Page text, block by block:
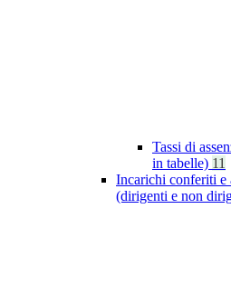
Tassi di
in tabelle) 11
Incarichi conferiti e
(dirigenti e non